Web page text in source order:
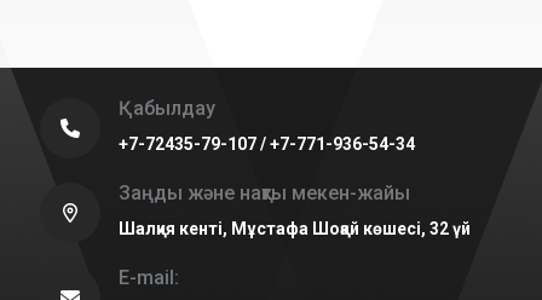
Қабылдау
+7-72435-79-107 / +7-771-936-54-34
Заңды және нақты мекен-жайы
Шалқия кенті, Мұстафа Шоқай көшесі, 32 үй
E-mail: